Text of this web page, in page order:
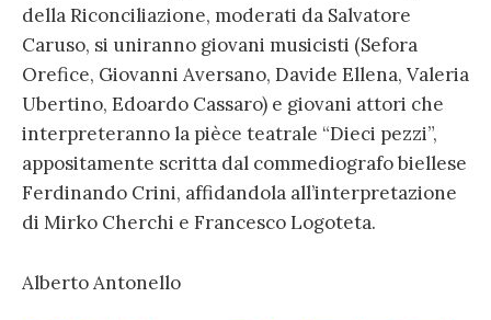
della Riconciliazione, moderati da Salvatore
Caruso, si uniranno giovani musicisti (Sefora
Orefice, Giovanni Aversano, Davide Ellena, Valeria
Ubertino, Edoardo Cassaro) e giovani attori che
interpreteranno la pièce teatrale “Dieci pezzi”,
appositamente scritta dal commediografo biellese
Ferdinando Crini, affidandola all’interpretazione
di Mirko Cherchi e Francesco Logoteta.
Alberto Antonello